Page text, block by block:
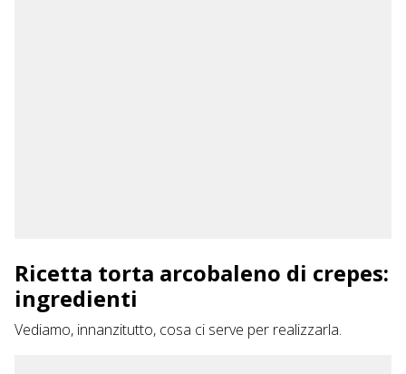
Ricetta torta arcobaleno di crepes:
ingredienti
Vediamo, innanzitutto, cosa ci serve per realizzarla.